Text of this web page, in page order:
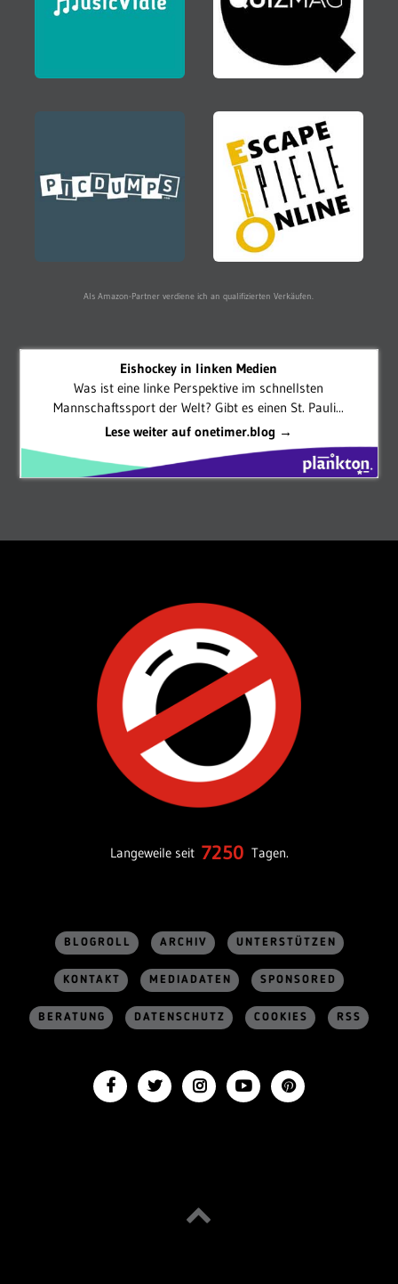
Als Amazon-Partner verdiene ich an qualifizierten Verkäufen.
Eishockey in linken Medien
Was ist eine linke Perspektive im schnellsten
Mannschaftssport der Welt? Gibt es einen St. Pauli...
Lese weiter auf onetimer.blog →
Langeweile seit 7250 Tagen.
BLOGROLL ARCHIV UNTERSTÜTZEN
KONTAKT MEDIADATEN SPONSORED
BERATUNG DATENSCHUTZ COOKIES RSS